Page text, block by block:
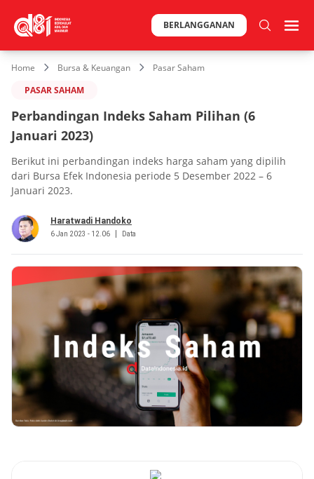
BERLANGGANAN
Home Bursa & Keuangan
Pasar Saham
PASAR SAHAM
Perbandingan Indeks Saham Pilihan (6
Januari 2023)
Berikut ini perbandingan indeks harga saham yang dipilih
dari Bursa Efek Indonesia periode 5 Desember 2022 – 6
Januari 2023.
Haratwadi Handoko
6 Jan 2023 - 12.06 Data